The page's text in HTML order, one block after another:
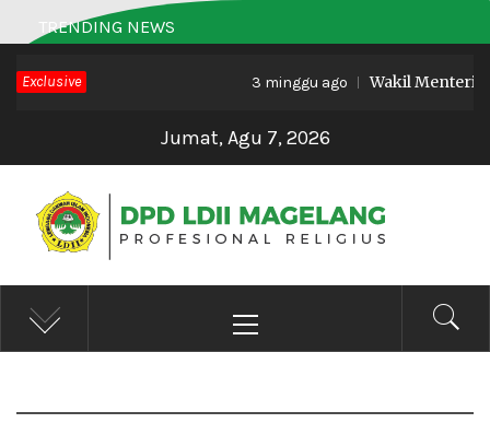
to
content
TRENDING NEWS
Exclusive 3 minggu ago Wakil Menteri Haji
Jumat, Agu 7, 2026
DPD LDII MAGELANG
Profesional Religius
Menu